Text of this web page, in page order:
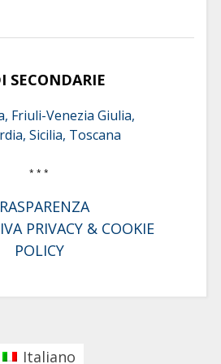
SECONDARIE
Friuli-Venezia Giulia,
Sicilia, Toscana
* * *
PRIVACY & COOKIE
POLICY
Italiano